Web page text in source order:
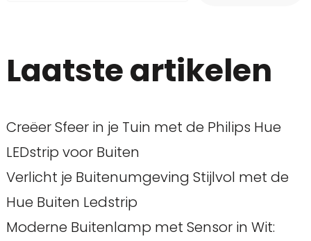
Laatste artikelen
Creëer Sfeer in je Tuin met de Philips Hue
LEDstrip voor Buiten
Verlicht je Buitenumgeving Stijlvol met de
Hue Buiten Ledstrip
Moderne Buitenlamp met Sensor in Wit: